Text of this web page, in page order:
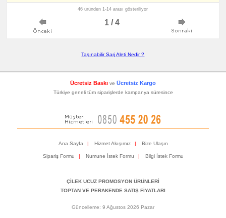
46 üründen 1-14 arası gösteriliyor
1 / 4
Taşınabilir Şarj Aleti Nedir ?
Ücretsiz Baskı ve Ücretsiz Kargo
Türkiye geneli tüm siparişlerde kampanya süresince
Ana Sayfa | Hizmet Akışımız | Bize Ulaşın
Sipariş Formu | Numune İstek Formu | Bilgi İstek Formu
ÇİLEK UCUZ PROMOSYON ÜRÜNLERİ
TOPTAN VE PERAKENDE SATIŞ FİYATLARI
Güncelleme: 9 Ağustos 2026 Pazar